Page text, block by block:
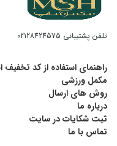
تلفن پشتیبانی 02128424575
راهنمای استفاده از کد
مکمل ورزشی
روش های ارسال
درباره ما
ثبت شکایات در سایت
تماس با ما